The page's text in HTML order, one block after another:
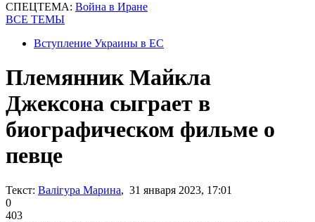
СПЕЦТЕМА: Война в Иране
ВСЕ ТЕМЫ
Вступление Украины в ЕС
Племянник Майкла
Джексона сыграет в
биографическом фильме о
певце
Текст: Валігура Марина, 31 января 2023, 17:01
0
403